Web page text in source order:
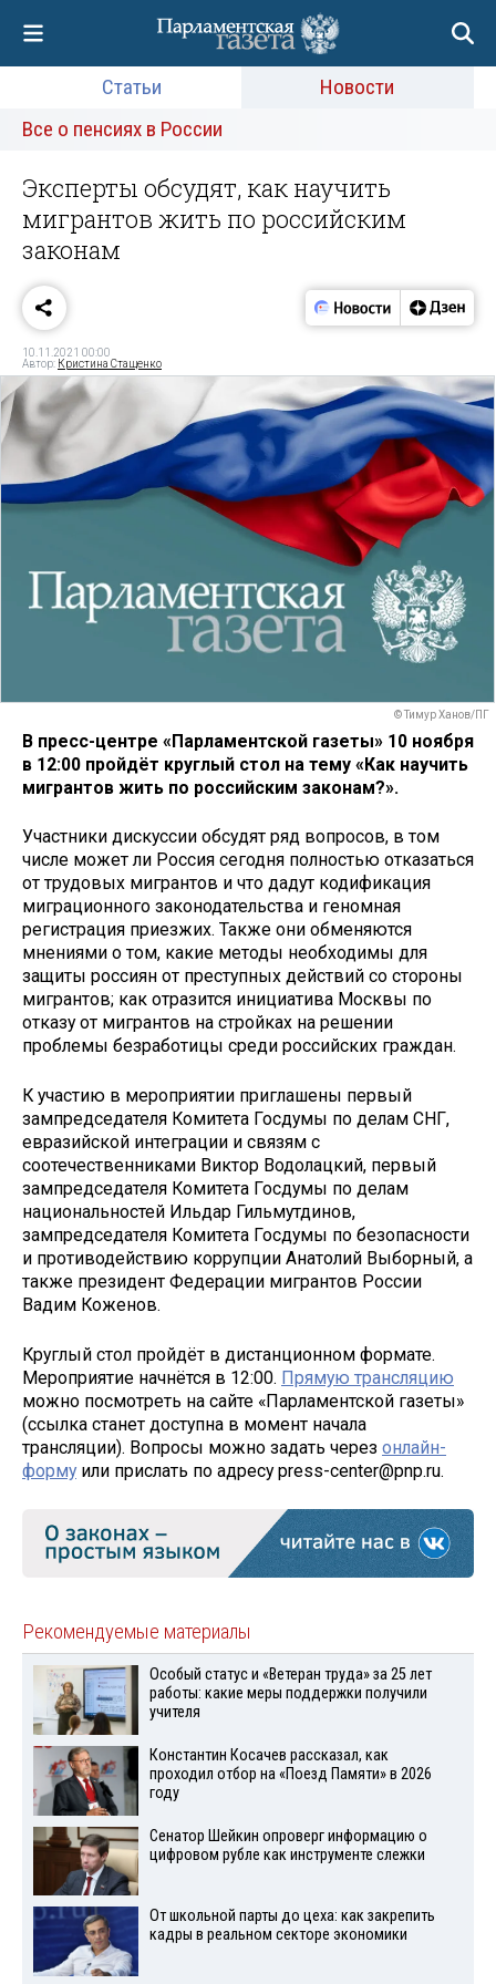
Статьи
Новости
Все о пенсиях в России
Эксперты обсудят, как научить
мигрантов жить по российским
законам
10.11.2021 00:00
Автор: Кристина Стащенко
© Тимур Ханов/ПГ
В пресс-центре «Парламентской газеты» 10 ноября
в 12:00 пройдёт круглый стол на тему «Как научить
мигрантов жить по российским законам?».
Участники дискуссии обсудят ряд вопросов, в том
числе может ли Россия сегодня полностью отказаться
от трудовых мигрантов и что дадут кодификация
миграционного законодательства и геномная
регистрация приезжих. Также они обменяются
мнениями о том, какие методы необходимы для
защиты россиян от преступных действий со стороны
мигрантов; как отразится инициатива Москвы по
отказу от мигрантов на стройках на решении
проблемы безработицы среди российских граждан.
К участию в мероприятии приглашены первый
зампредседателя Комитета Госдумы по делам СНГ,
евразийской интеграции и связям с
соотечественниками Виктор Водолацкий, первый
зампредседателя Комитета Госдумы по делам
национальностей Ильдар Гильмутдинов,
зампредседателя Комитета Госдумы по безопасности
и противодействию коррупции Анатолий Выборный, а
также президент Федерации мигрантов России
Вадим Коженов.
Круглый стол пройдёт в дистанционном формате.
Мероприятие начнётся в 12:00. Прямую трансляцию
можно посмотреть на сайте «Парламентской газеты»
(ссылка станет доступна в момент начала
трансляции). Вопросы можно задать через онлайн-
форму или прислать по адресу press-center@pnp.ru.
Рекомендуемые материалы
Особый статус и «Ветеран труда» за 25 лет
работы: какие меры поддержки получили
учителя
Константин Косачев рассказал, как
проходил отбор на «Поезд Памяти» в 2026
году
Сенатор Шейкин опроверг информацию о
цифровом рубле как инструменте слежки
От школьной парты до цеха: как закрепить
кадры в реальном секторе экономики